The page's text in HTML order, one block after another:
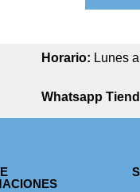
Horario: Lunes
Whatsapp